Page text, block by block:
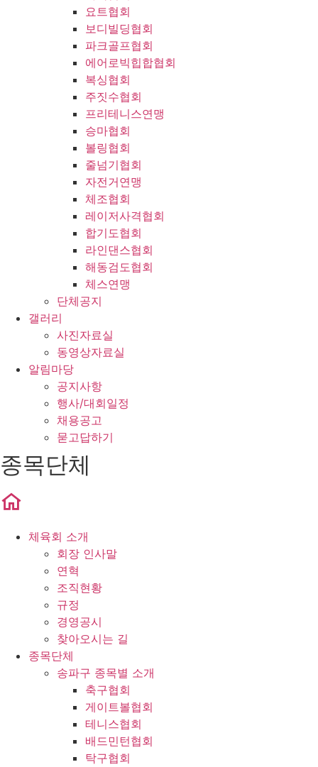
요트협회
보디빌딩협회
파크골프협회
에어로빅힙합협회
복싱협회
주짓수협회
프리테니스연맹
승마협회
볼링협회
줄넘기협회
자전거연맹
체조협회
레이저사격협회
합기도협회
라인댄스협회
해동검도협회
체스연맹
단체공지
갤러리
사진자료실
동영상자료실
알림마당
공지사항
행사/대회일정
채용공고
묻고답하기
종목단체
체육회 소개
회장 인사말
연혁
조직현황
규정
경영공시
찾아오시는 길
종목단체
송파구 종목별 소개
축구협회
게이트볼협회
테니스협회
배드민턴협회
탁구협회